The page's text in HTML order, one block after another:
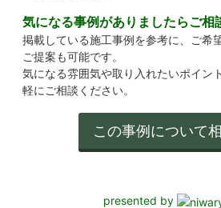
気になる事例がありましたらご相
掲載している施工事例を参考に、ご希
ご提案も可能です。
気になる雰囲気や取り入れたいポイン
軽にご相談ください。
presented by